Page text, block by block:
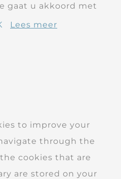
gaat u akkoord met
Lees meer
to improve your
through the
cookies that are
are stored on your